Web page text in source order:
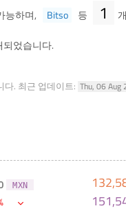
능하며, Bitso 등 1
되었습니다.
다. 최근 업데이트: Thu, 06 Aug
MXN